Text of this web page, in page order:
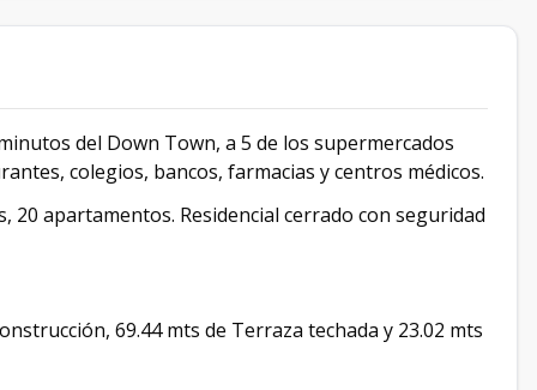
del Down Town, a 5 de los supermercados
colegios, bancos, farmacias y centros médicos.
20 apartamentos. Residencial cerrado con seguridad
69.44 mts de Terraza techada y 23.02 mts